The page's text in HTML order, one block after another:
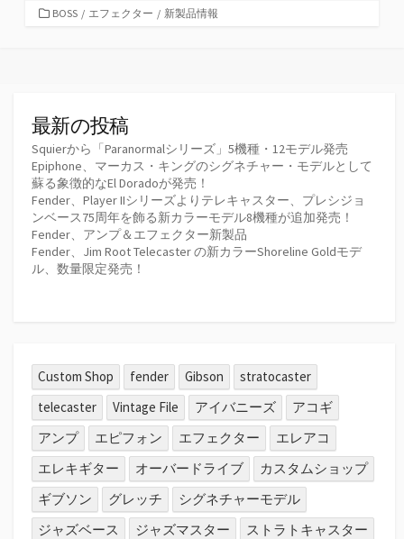
カBOSS / エフェクター / 新製品情報
最新の投稿
Squierから「Paranormalシリーズ」5機種・12モデル発売
Epiphone、マーカス・キングのシグネチャー・モデルとして
蘇る象徴的なEl Doradoが発売！
Fender、Player IIシリーズよりテレキャスター、プレシジョ
ンベース75周年を飾る新カラーモデル8機種が追加発売！
Fender、アンプ＆エフェクター新製品
Fender、Jim Root Telecaster の新カラーShoreline Goldモデ
ル、数量限定発売！
Custom Shop fender Gibson
stratocaster
telecaster
Vintage File アイバニーズ
アコギ
アンプ
エピフォン エフェクター
エレアコ
エレキギター
オーバードライブ
カスタムショップ
ギブソン
グレッチ
シグネチャーモデル
ジャズベース
ジャズマスター
ストラトキャスター